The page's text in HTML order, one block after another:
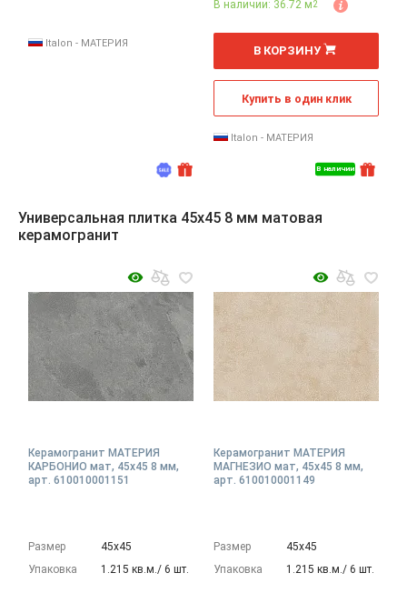
Italon - МАТЕРИЯ
В наличии
В наличии: 36.72 м2
м
В КОРЗИНУ
Купить в один клик
Italon - МАТЕРИЯ
Универсальная плитка 45x45 8 мм матовая
керамогранит
Керамогранит МАТЕРИЯ
КАРБОНИО мат, 45x45 8 мм,
арт. 610010001151
Размер
45х45
Упаковка
1.215 кв.м./ 6 шт.
Керамогранит МАТЕРИЯ
МАГНЕЗИО мат, 45x45 8 мм,
арт. 610010001149
Размер
45х45
Упаковка
1.215 кв.м./ 6 шт.